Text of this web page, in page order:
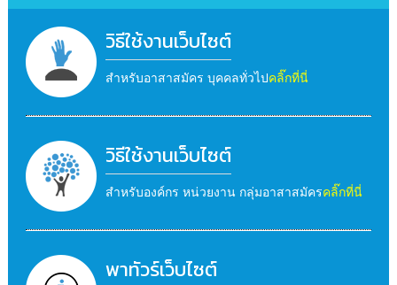
วิธีใช้งานเว็บไซต์
สำหรับอาสาสมัคร บุคคลทั่วไปคลิ๊กที่นี่
วิธีใช้งานเว็บไซต์
สำหรับองค์กร หน่วยงาน กลุ่มอาสาสมัครคลิ๊กที่นี่
พาทัวร์เว็บไซต์